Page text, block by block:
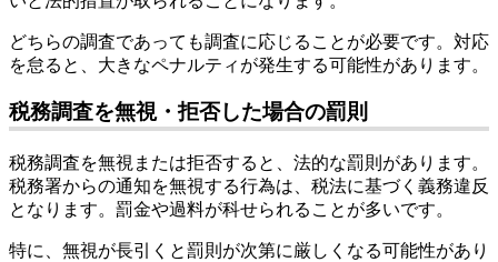
どちらの調査であっても調査に応じることが必要です。対応
を怠ると、大きなペナルティが発生する可能性があります。
税務調査を無視・拒否した場合の罰則
税務調査を無視または拒否すると、法的な罰則があります。
税務署からの通知を無視する行為は、税法に基づく義務違反
となります。罰金や過料が科せられることが多いです。
特に、無視が長引くと罰則が次第に厳しくなる可能性があり